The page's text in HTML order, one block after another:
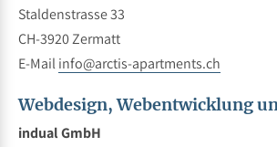
Staldenstrasse 33
CH-3920 Zermatt
E-Mailinfo@arctis-apartments.ch
Webdesign, Webentwicklung
indual GmbH